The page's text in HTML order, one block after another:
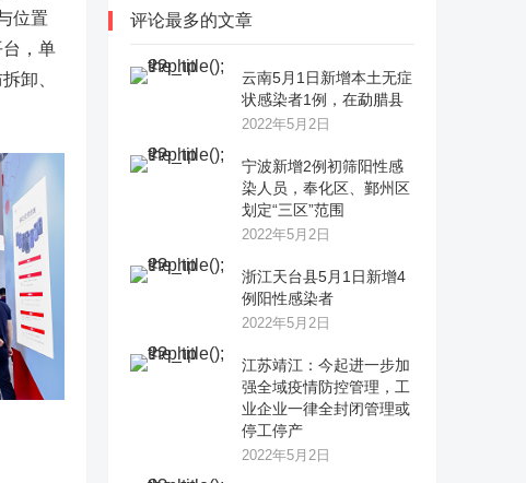
位置
，单
卸、
评论最多的文章
云南5月1日新增本土无症
状感染者1例，在勐腊县
2022年5月2日
宁波新增2例初筛阳性感
染人员，奉化区、鄞州区
划定“三区”范围
2022年5月2日
浙江天台县5月1日新增4
例阳性感染者
2022年5月2日
江苏靖江：今起进一步加
强全域疫情防控管理，工
业企业一律全封闭管理或
停工停产
2022年5月2日